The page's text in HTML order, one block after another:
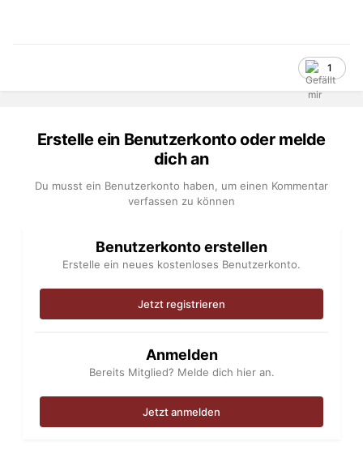
1
Erstelle ein Benutzerkonto oder melde
dich an
Du musst ein Benutzerkonto haben, um einen Kommentar
verfassen zu können
Benutzerkonto erstellen
Erstelle ein neues kostenloses Benutzerkonto.
Jetzt registrieren
Anmelden
Bereits Mitglied? Melde dich hier an.
Jetzt anmelden